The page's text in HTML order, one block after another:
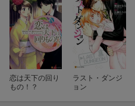
恋は天下の回り
もの！？
ラスト・ダンジ
ョン